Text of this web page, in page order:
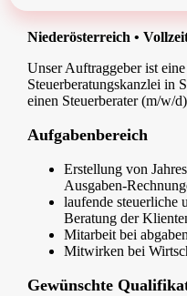
Niederösterreich •
Unser Auftraggeber ist
Steuerberatungskanzlei in
einen Steuerberater (m/w/
Aufgabenbereich
Erstellung von
Ausgaben-
laufende steuerliche
Beratung der
Mitarbeit bei
Mitwirken bei
Gewünschte